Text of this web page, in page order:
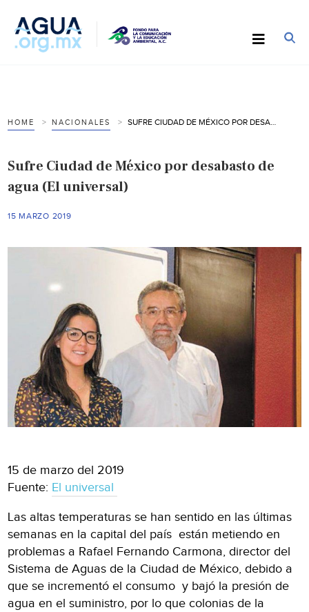
HOME NACIONALES
Sufre Ciudad de México por desabasto de
agua (El universal)
15 MARZO 2019
15 de marzo del 2019
Fuente: El universal
Las altas temperaturas se han sentido en las últimas
semanas en la capital del país están metiendo en
problemas a Rafael Fernando Carmona, director del
Sistema de Aguas de la Ciudad de México, debido a
que se incrementó el consumo y bajó la presión de
agua en el suministro, por lo que colonias de la